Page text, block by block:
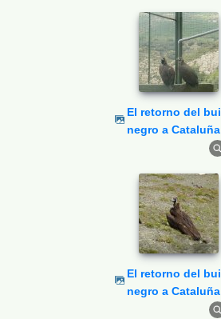
El retorno del buitre
negro a Cataluña
El retorno del buitre
negro a Cataluña